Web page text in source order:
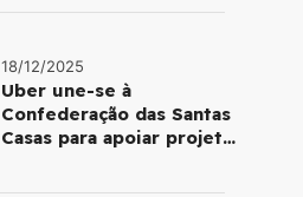
18/12/2025
Uber une-se à
Confederação das Santas
Casas para apoiar projetos